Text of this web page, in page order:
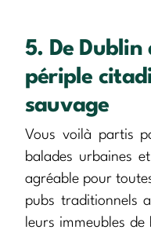
5. De
périple
sauvage
Vous voilà partis
balades urbaines
agréable pour
pubs traditionnels
leurs immeubles